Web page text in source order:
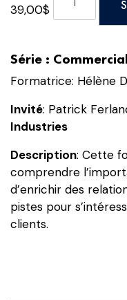
39,00$
Formation
L’importance
des
et
des
attentions!
Série :
Formatrice: Hélène
Invité: Patrick
Industries
Description: Cette
comprendre
d’enrichir des
pistes pour
clients.